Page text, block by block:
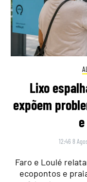
Lixo
expõem
12:46 8
Faro e Loulé
ecopontos e